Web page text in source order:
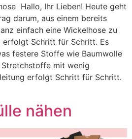
Hallo, Ihr Lieben! Heute geht
darum, aus einem bereits
einfach eine Wickelhose zu
erfolgt Schritt für Schritt. Es
festere Stoffe wie Baumwolle
mit wenig
erfolgt Schritt für Schritt.
nähen